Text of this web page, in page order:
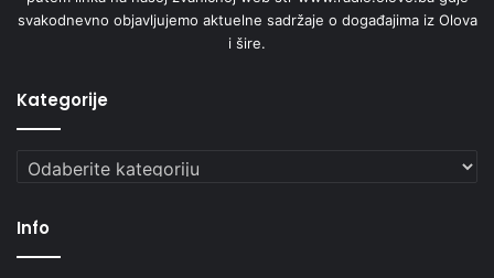
jame)
čvora u dojci ili pazušnoj jami, iscjedak iz bradavice,
dojkesmežuranost kože dojke (slično celulitu), te nagli bol
Institut za zdravlje i sigurnost hrane Zenica
svakodnevno objavljujemo aktuelne sadržaje o događajima iz Olova
i šire.
Kategorije
Kategorije
Info